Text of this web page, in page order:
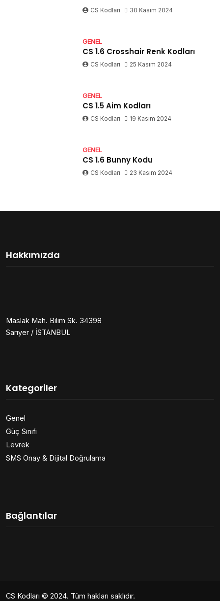
CS Kodları 30 Kasım 2024
GENEL
CS 1.6 Crosshair Renk Kodları
CS Kodları 25 Kasım 2024
GENEL
CS 1.5 Aim Kodları
CS Kodları 19 Kasım 2024
GENEL
CS 1.6 Bunny Kodu
CS Kodları 23 Kasım 2024
Hakkımızda
Maslak Mah. Bilim Sk. 34398
Sarıyer / İSTANBUL
Kategoriler
Genel
Güç Sınıfı
Levrek
SMS Onay & Dijital Doğrulama
Bağlantılar
CS Kodları © 2024. Tüm hakları saklıdır.